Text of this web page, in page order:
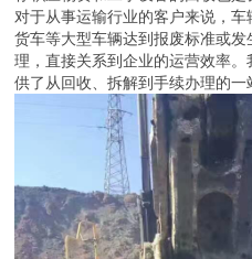
对于从事运输行业的客户来说，车
货车等大型车辆达到报废标准或
理，直接关系到企业的运营效率
供了从回收、拆解到手续办理的一